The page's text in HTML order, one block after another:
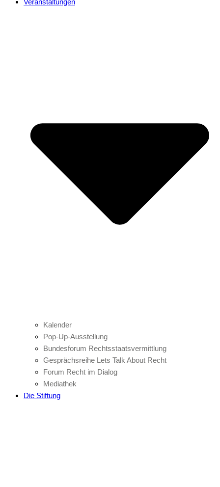
Veranstaltungen
Kalender
Pop-Up-Ausstellung
Bundesforum Rechtsstaatsvermittlung
Gesprächsreihe Lets Talk About Recht
Forum Recht im Dialog
Mediathek
Die Stiftung